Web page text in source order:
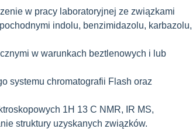
w pracy laboratoryjnej ze związkami
indolu, benzimidazolu, karbazolu,
w warunkach beztlenowych i lub
systemu chromatografii Flash oraz
1H 13 C NMR, IR MS,
struktury uzyskanych związków.